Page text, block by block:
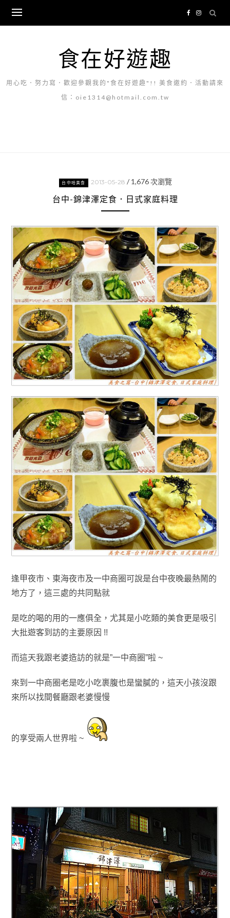
content
食在好遊趣
用心吃．努力寫．歡迎參觀我的"食在好遊趣"!! 美食邀約．活動請來
信：oie1314@hotmail.com.tw
台中哈美食 2013-05-28 / 1,676次瀏覽
台中-錦津澤定食．日式家庭料理
逢甲夜市、 東海夜市及一中商圈可說是台中夜晚最熱鬧的
地方了 ，這三處的共同點就
是吃的喝的用的一應俱全 ，尤其是小吃類的美食更是吸引
大批遊客到訪的主要原因 !!
而這天我跟老婆造訪的就是”一中商圈”啦 ~
來到一中商圈老是吃小吃裹腹也是蠻膩的 ，這天小孩沒跟
來所以找間餐廳跟老婆慢慢
的享受兩人世界啦 ~